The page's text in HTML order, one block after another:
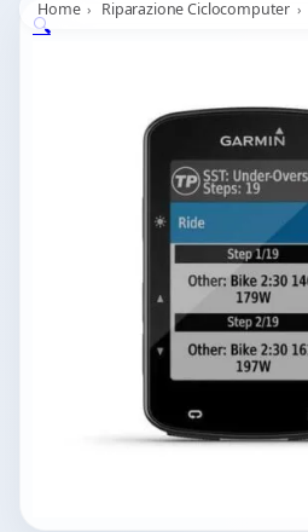
Home Riparazione Ciclocomputer
🔍